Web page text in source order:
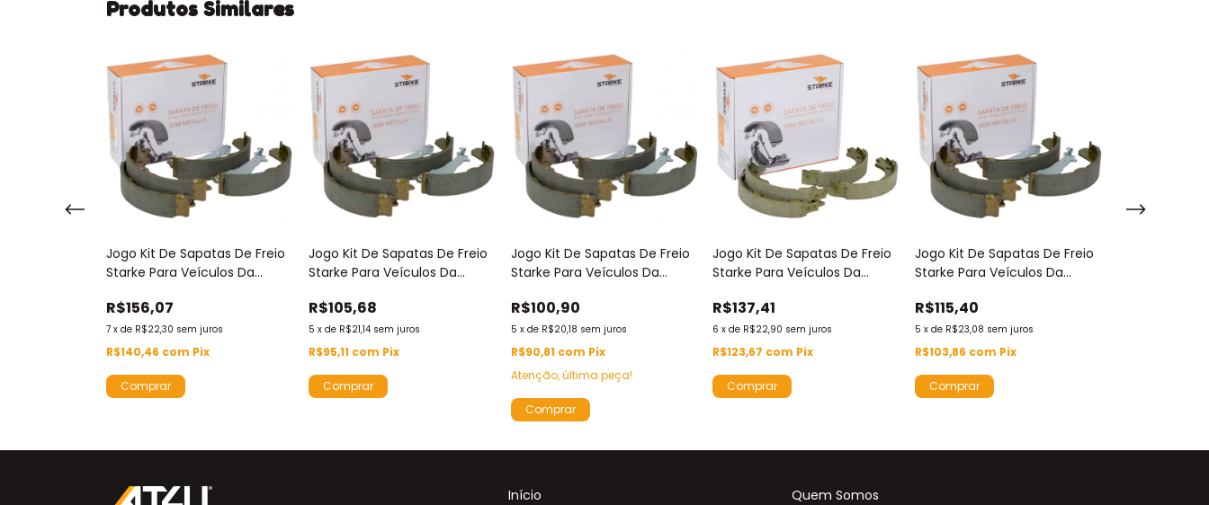
Produtos Similares
Jogo Kit De Sapatas De Freio
Starke Para Veículos Da
R$156,07
7 x de R$22,30 sem juros
R$140,46 com Pix
Jogo Kit De Sapatas De Freio
Starke Para Veículos Da
Sbs8019
R$105,68
5 x de R$21,14 sem juros
R$95,11 com Pix
Jogo Kit De Sapatas De Freio
Starke Para Veículos Da
R$100,90
5 x de R$20,18 sem juros
R$90,81 com Pix
Atenção, última peça!
Jogo Kit De Sapatas De Freio
Starke Para Veículos Da
R$137,41
6 xde R$22,90 sem juros
R$123,67 com Pix
Jogo Kit De Sapatas De Freio
Starke Para Veículos Da
R$115,40
5 xde R$23,08 sem juros
R$103,86 com Pix
Início
Quem Somos